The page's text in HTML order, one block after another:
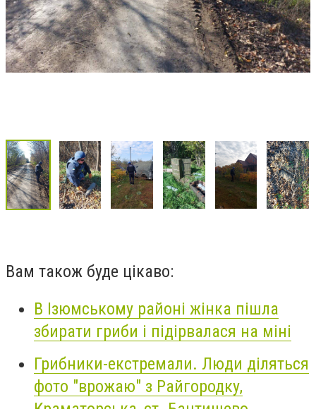
Вам також буде цікаво:
В Ізюмському районі жінка пішла
збирати гриби і підірвалася на міні
Грибники-екстремали. Люди діляться
фото "врожаю" з Райгородку,